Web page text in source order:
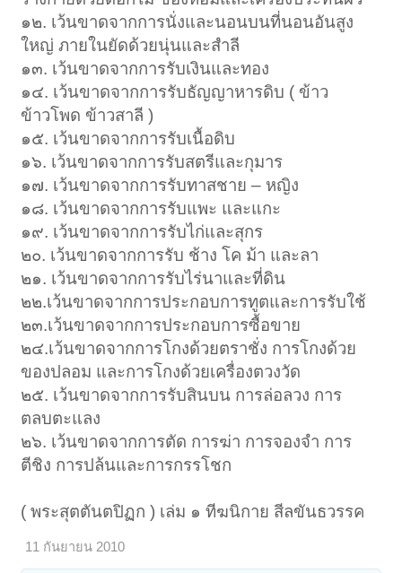
๑๒. เว้นขาดจากการนั่งและนอนบนที่นอนอันสูง
ใหญ่ ภายในยัดด้วยนุ่นและสำลี
๑๓. เว้นขาดจากการรับเงินและทอง
๑๔. เว้นขาดจากการรับธัญญาหารดิบ ( ข้าว
ข้าวโพด ข้าวสาลี )
๑๕. เว้นขาดจากการรับเนื้อดิบ
๑๖. เว้นขาดจากการรับสตรีและกุมาร
๑๗. เว้นขาดจากการรับทาสชาย – หญิง
๑๘. เว้นขาดจากการรับแพะ และแกะ
๑๙. เว้นขาดจากการรับไก่และสุกร
๒๐. เว้นขาดจากการรับ ช้าง โค ม้า และลา
๒๑. เว้นขาดจากการรับไร่นาและที่ดิน
๒๒.เว้นขาดจากการประกอบการทูตและการรับใช้
๒๓.เว้นขาดจากการประกอบการซื้อขาย
๒๔.เว้นขาดจากการโกงด้วยตราชั่ง การโกงด้วย
ของปลอม และการโกงด้วยเครื่องตวงวัด
๒๕. เว้นขาดจากการรับสินบน การล่อลวง การ
ตลบตะแลง
๒๖. เว้นขาดจากการตัด การฆ่า การจองจำ การ
ตีชิง การปล้นและการกรรโชก
( พระสุตตันตปิฏก ) เล่ม ๑ ทีฆนิกาย สีลขันธวรรค
11 กันยายน 2010